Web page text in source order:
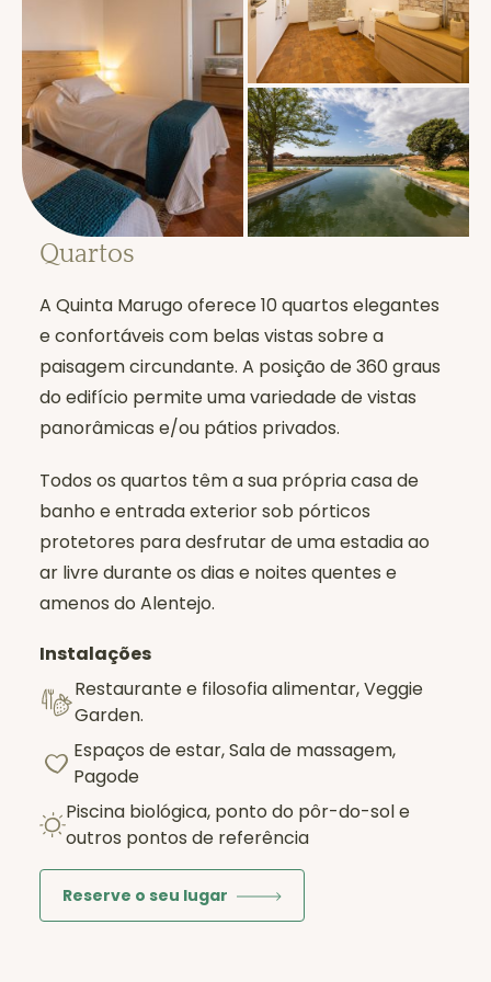
17h Yoga Flow com Dom
19h Jantar de quinta à mesa
Dia Cinco- Ar
8h Sessão de Movimento Matinal
9h30 Pequeno-almoço Brunch
11h Check-out e abraços de despedida
até à próxima Levar tudo para casa
Todos os dias
E se a escolha for simplesmente não fazer
nada? Sim, o seu retiro também permite
isso. Pegue num livro e leia. Aprecie o pôr
da piscina numa cadeira de sol durante
horas. Lembre-se sempre que fazemos a
curadoria destes retiros para si... é a sua
escolha a melhor forma de se honrar a si
próprio e de levar o que precisa.‍
Quartos
A Quinta Marugo oferece 10 quartos elegantes
e confortáveis com belas vistas sobre a
paisagem circundante. A posição de 360 graus
do edifício permite uma variedade de vistas
panorâmicas e/ou pátios privados.
Todos os quartos têm a sua própria casa de
banho e entrada exterior sob pórticos
protetores para desfrutar de uma estadia ao
ar livre durante os dias e noites quentes e
amenos do Alentejo.
Instalações
Restaurante e filosofia alimentar, Veggie
Garden.
Espaços de estar, Sala de massagem,
Pagode
Piscina biológica, ponto do pôr-do-sol e
outros pontos de referência
Reserve o seu lugar